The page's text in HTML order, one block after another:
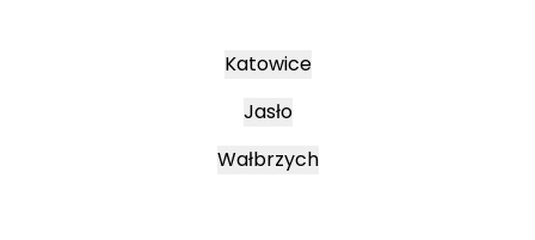
Katowice
Jasło
Wałbrzych